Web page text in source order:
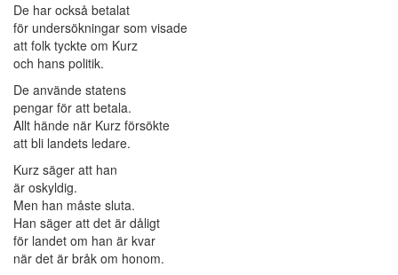
De har också betalat
för undersökningar som visade
att folk tyckte om Kurz
och hans politik.
De använde statens
pengar för att betala.
Allt hände när Kurz försökte
att bli landets ledare.
Kurz säger att han
är oskyldig.
Men han måste sluta.
Han säger att det är dåligt
för landet om han är kvar
när det är bråk om honom.